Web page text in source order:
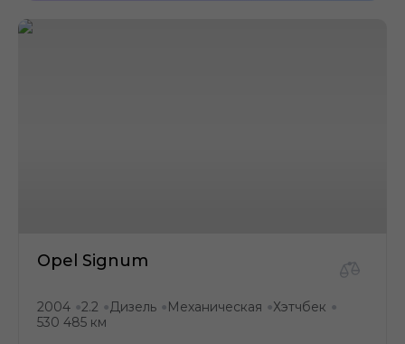
Opel Signum
2004 ●2.2 ●Дизель ● Механическая ●Хэтчбек ●
530 485 км